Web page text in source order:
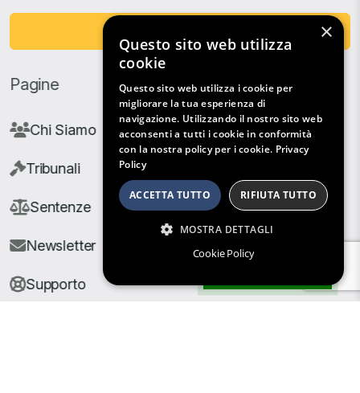
Pagine
Chi Siamo
Tribunali
Sentenze
Newsletter
Supporto
×
Questo sito web utilizza
cookie
Questo sito web utilizza i cookie per
migliorare la tua esperienza di
navigazione. Utilizzando il nostro sito web
acconsenti a tutti i cookie in conformità
con la nostra policy per i cookie. Privacy
Policy
ACCETTA TUTTO RIFIUTA TUTTO
MOSTRA DETTAGLI
Cookie Policy